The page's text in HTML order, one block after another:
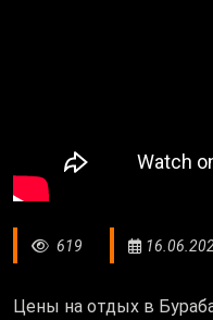
619
Цены на отдых в